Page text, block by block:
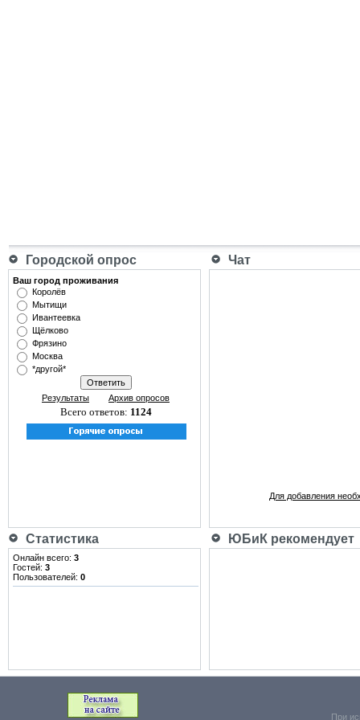
Городской опрос Чат
Ваш город проживания
Королёв
Мытищи
Ивантеевка
Щёлково
Фрязино
Москва
*другой*
Результаты Архив опросов
Всего ответов: 1124
Для добавления
Статистика ЮБиК рекомендует
Онлайн всего: 3
Гостей: 3
Пользователей: 0
При